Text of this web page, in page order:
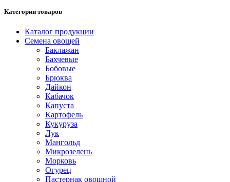
Категории товаров
Каталог продукции
Семена овощей
Баклажан
Бахчевые
Бобовые
Брюква
Дайкон
Кабачок
Капуста
Картофель
Кукуруза
Лук
Мангольд
Микрозелень
Морковь
Огурец
Пастернак овощной